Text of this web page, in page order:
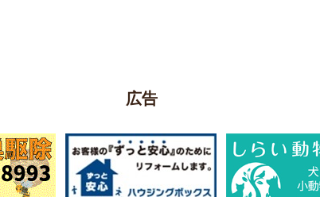
広告